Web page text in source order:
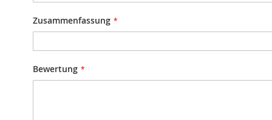
Zusammenfassung
Bewertung